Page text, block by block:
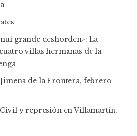
grande deshorden»: La
villas hermanas de la
de la Frontera, febrero-
y represión en Villamartín,